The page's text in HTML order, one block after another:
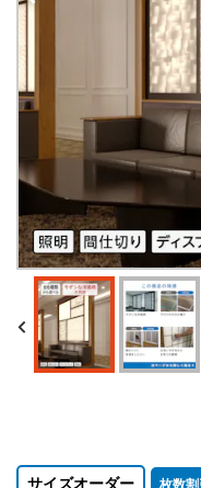
サイズオーダー 枚数割